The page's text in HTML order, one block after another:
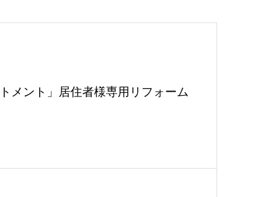
メント」居住者様専用リフォーム